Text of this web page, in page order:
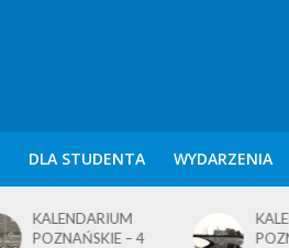
DLA STUDENTA WYDARZENIA
KALENDARIUM
POZNAŃSKIE – 4